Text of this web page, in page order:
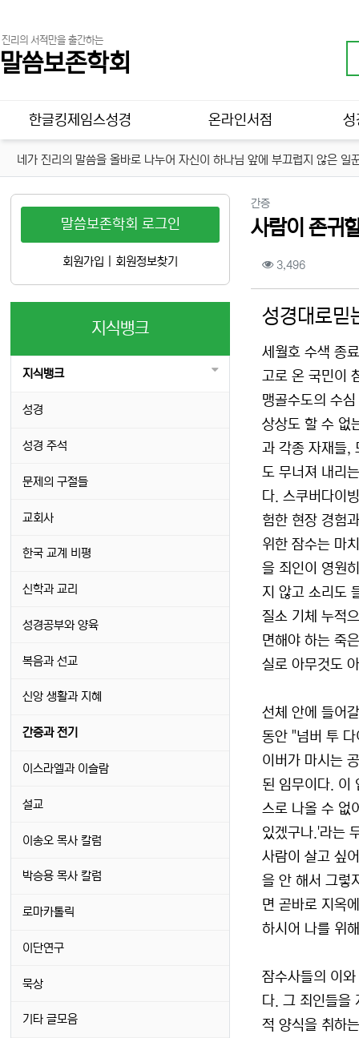
진리의 서적만을 출간하는
말씀보존학회
메인 메뉴
한글킹제임스성경 온라인서점 성
네가 진리의 말씀을 올바로 나누어 자신이 하나님 앞에 부끄럽지 않은
간증분류
사람이 존귀
컨텐츠 정보
3,496조회
성경대로믿
세월호 수색 종
고로 온 국민이
맹골수도의 수
상상도 할 수 없
과 각종 자재들,
도 무너져 내리
다. 스쿠버다이
험한 현장 경험
위한 잠수는 마
을 죄인이 영원
지 않고 소리도
질소 기체 누적
면해야 하는 죽
실로 아무것도
선체 안에 들어
동안 "넘버 투
이버가 마시는
된 임무이다. 이
스로 나올 수 없
있겠구나.'라는
사람이 살고 싶
을 안 해서 그렇
면 곧바로 지옥
하시어 나를 위
잠수사들의 이
다. 그 죄인들을
적 양식을 취하
말씀보존학회 로그인
회원가입 회원정보찾기
지식뱅크
지식뱅크
성경
성경 주석
문제의 구절들
교회사
한국 교계 비평
신학과 교리
성경공부와 양육
복음과 선교
신앙 생활과 지혜
간증과 전기
이스라엘과 이슬람
설교
이송오 목사 칼럼
박승용 목사 칼럼
로마카톨릭
이단연구
묵상
기타 글모음